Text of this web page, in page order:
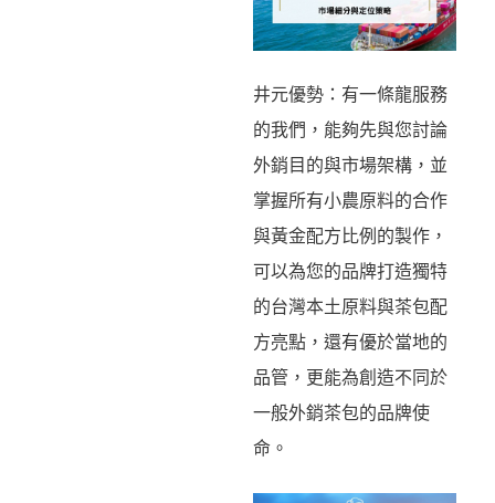
井元優勢：有一條龍服務
的我們，能夠先與您討論
外銷目的與市場架構，並
掌握所有小農原料的合作
與黃金配方比例的製作，
可以為您的品牌打造獨特
的台灣本土原料與茶包配
方亮點，還有優於當地的
品管，更能為創造不同於
一般外銷茶包的品牌使
命。